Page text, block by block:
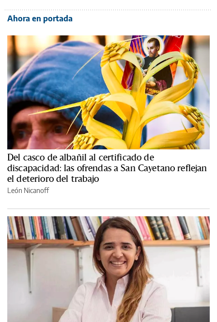
Ahora en portada
Del casco de albañil al certificado de
discapacidad: las ofrendas a San Cayetano reflejan
el deterioro del trabajo
León Nicanoff